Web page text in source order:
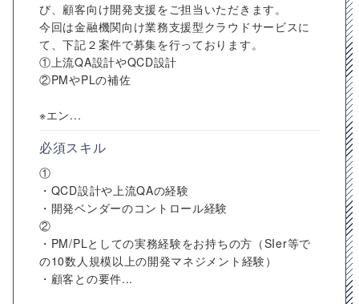
び、顧客向け開発支援をご担当いただきます。
今回は金融機関向け業務支援型クラウドサービスに
て、下記２案件で募集を行っております。
①上流QA設計やQCD設計
②PMやPLの補佐
※エン...
必須スキル
①
・QCD設計や上流QAの経験
・開発ベンダーのコントロール経験
②
・PM/PLとしての実務経験をお持ちの方（SIer等で
の10数人規模以上の開発マネジメント経験）
・顧客との要件...